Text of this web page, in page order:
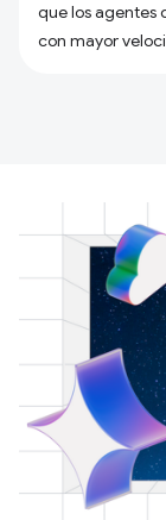
que los agentes
con mayor